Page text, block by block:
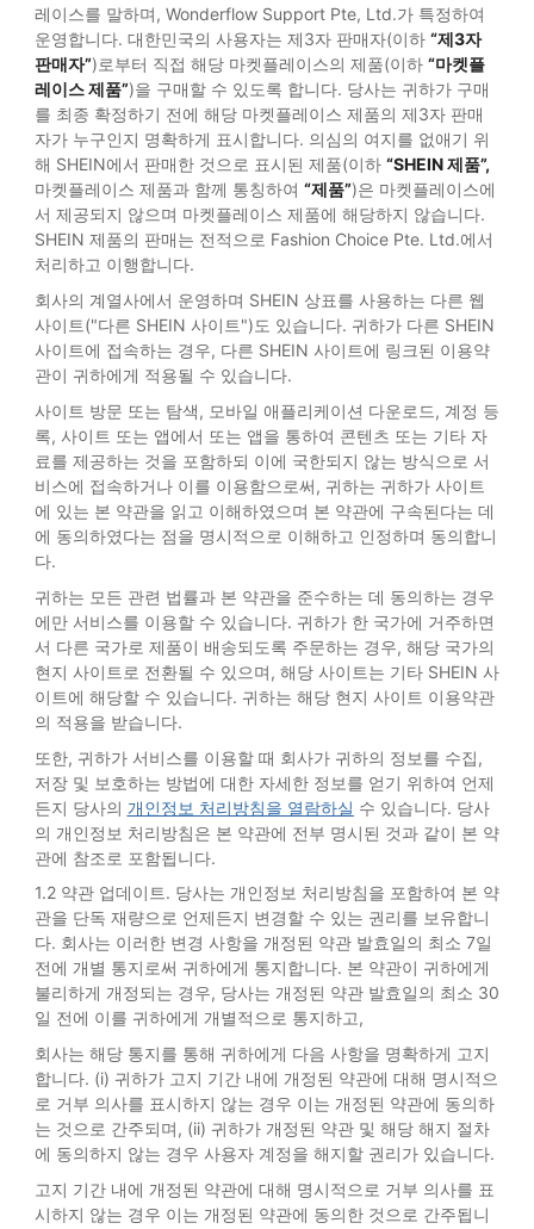
레이스를 말하며, Wonderflow Support Pte, Ltd.가 특정하여
운영합니다. 대한민국의 사용자는 제3자 판매자(이하 “제3자
판매자”)로부터 직접 해당 마켓플레이스의 제품(이하 “마켓플
레이스 제품”)을 구매할 수 있도록 합니다. 당사는 귀하가 구매
를 최종 확정하기 전에 해당 마켓플레이스 제품의 제3자 판매
자가 누구인지 명확하게 표시합니다. 의심의 여지를 없애기 위
해 SHEIN에서 판매한 것으로 표시된 제품(이하 “SHEIN 제품”,
마켓플레이스 제품과 함께 통칭하여 “제품”)은 마켓플레이스에
서 제공되지 않으며 마켓플레이스 제품에 해당하지 않습니다.
SHEIN 제품의 판매는 전적으로 Fashion Choice Pte. Ltd.에서
처리하고 이행합니다.
회사의 계열사에서 운영하며 SHEIN 상표를 사용하는 다른 웹
사이트("다른 SHEIN 사이트")도 있습니다. 귀하가 다른 SHEIN
사이트에 접속하는 경우, 다른 SHEIN 사이트에 링크된 이용약
관이 귀하에게 적용될 수 있습니다.
사이트 방문 또는 탐색, 모바일 애플리케이션 다운로드, 계정 등
록, 사이트 또는 앱에서 또는 앱을 통하여 콘텐츠 또는 기타 자
료를 제공하는 것을 포함하되 이에 국한되지 않는 방식으로 서
비스에 접속하거나 이를 이용함으로써, 귀하는 귀하가 사이트
에 있는 본 약관을 읽고 이해하였으며 본 약관에 구속된다는 데
에 동의하였다는 점을 명시적으로 이해하고 인정하며 동의합니
다.
귀하는 모든 관련 법률과 본 약관을 준수하는 데 동의하는 경우
에만 서비스를 이용할 수 있습니다. 귀하가 한 국가에 거주하면
서 다른 국가로 제품이 배송되도록 주문하는 경우, 해당 국가의
현지 사이트로 전환될 수 있으며, 해당 사이트는 기타 SHEIN 사
이트에 해당할 수 있습니다. 귀하는 해당 현지 사이트 이용약관
의 적용을 받습니다.
또한, 귀하가 서비스를 이용할 때 회사가 귀하의 정보를 수집,
저장 및 보호하는 방법에 대한 자세한 정보를 얻기 위하여 언제
든지 당사의 개인정보 처리방침을 열람하실 수 있습니다. 당사
의 개인정보 처리방침은 본 약관에 전부 명시된 것과 같이 본 약
관에 참조로 포함됩니다.
1.2 약관 업데이트. 당사는 개인정보 처리방침을 포함하여 본 약
관을 단독 재량으로 언제든지 변경할 수 있는 권리를 보유합니
다. 회사는 이러한 변경 사항을 개정된 약관 발효일의 최소 7일
전에 개별 통지로써 귀하에게 통지합니다. 본 약관이 귀하에게
불리하게 개정되는 경우, 당사는 개정된 약관 발효일의 최소 30
일 전에 이를 귀하에게 개별적으로 통지하고,
회사는 해당 통지를 통해 귀하에게 다음 사항을 명확하게 고지
합니다. (i) 귀하가 고지 기간 내에 개정된 약관에 대해 명시적으
로 거부 의사를 표시하지 않는 경우 이는 개정된 약관에 동의하
는 것으로 간주되며, (ii) 귀하가 개정된 약관 및 해당 해지 절차
에 동의하지 않는 경우 사용자 계정을 해지할 권리가 있습니다.
고지 기간 내에 개정된 약관에 대해 명시적으로 거부 의사를 표
시하지 않는 경우 이는 개정된 약관에 동의한 것으로 간주됩니